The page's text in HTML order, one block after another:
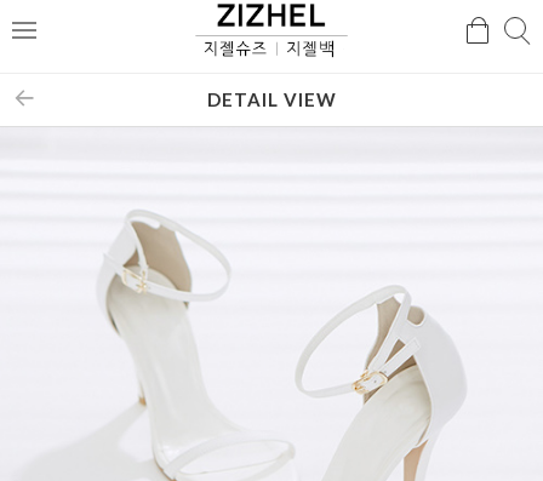
메
검
DETAIL VIEW